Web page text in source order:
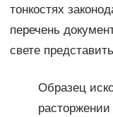
тонкостях
перечень
свете
Образец
расторжении